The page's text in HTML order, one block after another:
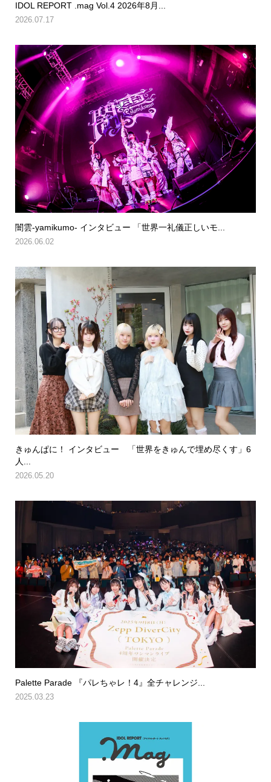
IDOL REPORT .mag Vol.4 2026年8月...
2026.07.17
闇雲-yamikumo- インタビュー 「世界一礼儀正しいモ...
2026.06.02
きゅんぱに！ インタビュー 「世界をきゅんで埋め尽くす」6
人...
2026.05.20
Palette Parade 『パレちゃレ！4』全チャレンジ...
2025.03.23